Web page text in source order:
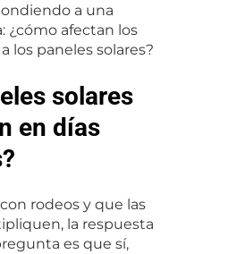
a una
¿cómo afectan los
los paneles solares?
solares
en días
rodeos y que las
la respuesta
es que sí,